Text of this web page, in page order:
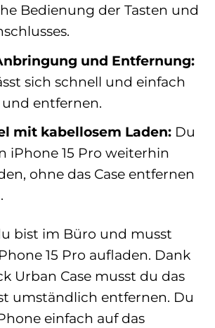
Bedienung der Tasten und
und Entfernung:
sich schnell und einfach
entfernen.
mit kabellosem Laden: Du
iPhone 15 Pro weiterhin
ohne das Case entfernen
bist im Büro und musst
15 Pro aufladen. Dank
Urban Case musst du das
umständlich entfernen. Du
einfach auf das